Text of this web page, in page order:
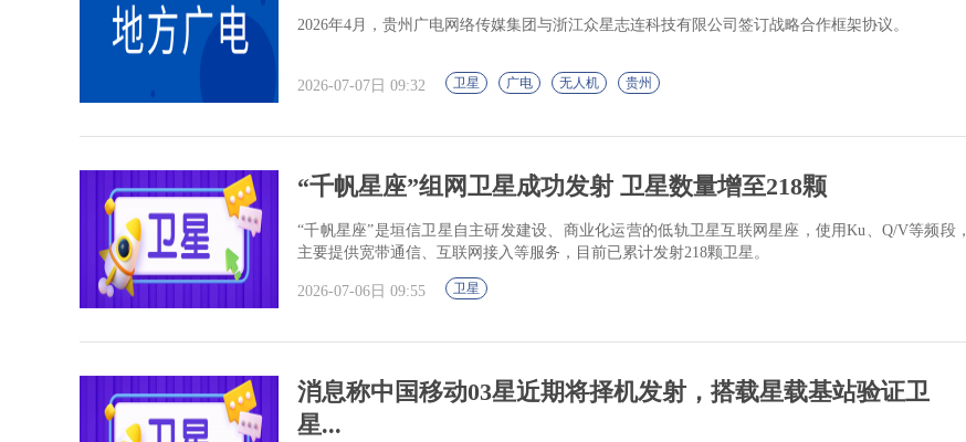
2026年4月，贵州广电网络传媒集团与浙江众星志连科技有限公司签订战略合作框架协议。
2026-07-07日 09:32 卫星 广电 无人机 贵州
“千帆星座”组网卫星成功发射 卫星数量增至218颗
“千帆星座”是垣信卫星自主研发建设、商业化运营的低轨卫星互联网星座，使用Ku、Q/V等频段，
主要提供宽带通信、互联网接入等服务，目前已累计发射218颗卫星。
2026-07-06日 09:55 卫星
消息称中国移动03星近期将择机发射，搭载星载基站验证卫
星...